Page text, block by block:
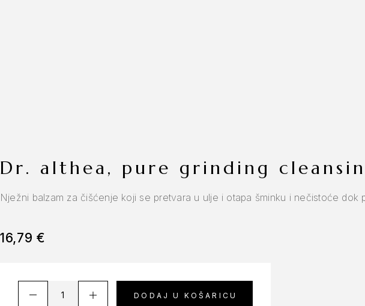
dr. althea, pure grinding
Nježni balzam za čišćenje koji se pretvara u ulje i otapa šminku i nečistoće
16,79 €
DODAJ U KOŠARICU